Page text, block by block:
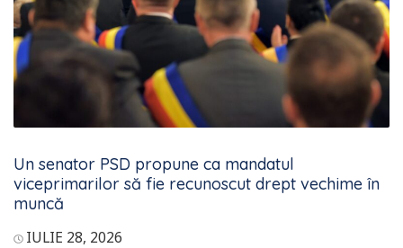
Un senator PSD propune ca mandatul
viceprimarilor să fie recunoscut drept vechime în
muncă
IULIE 28, 2026